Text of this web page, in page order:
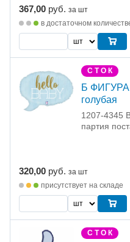
367,00 руб. за шт
в достаточном
С Т О К
Б ФИГУРА
голубая
1207-4345
партия
320,00 руб. за шт
присутствует на складе
С Т О К